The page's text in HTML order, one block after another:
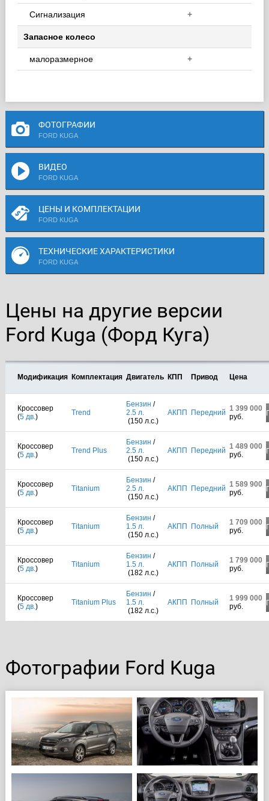
Сигнализация +
Запасное колесо
малоразмерное +
ФОТОГРАФИИ
FORD KUGA
ВИДЕО
FORD KUGA
ЦЕНЫ И КОМПЛЕКТАЦИИ
FORD KUGA
ТЕХНИЧЕСКИЕ ХАРАКТЕРИСТИКИ
FORD KUGA
Цены на другие версии
Ford Kuga (Форд Куга)
Модификация Комплектация Двигатель КПП Привод Цена
Кроссовер
(5 дв.) Trend
Бензин /
2.5 л.
(150 л.с.)
АКПП Передний 1 399 000
руб.
Кроссовер
(5 дв.) Trend Plus
Бензин /
2.5 л.
(150 л.с.)
АКПП Передний 1 489 000
руб.
Кроссовер
(5 дв.) Titanium
Бензин /
2.5 л.
(150 л.с.)
АКПП Передний 1 589 900
руб.
Кроссовер
(5 дв.) Titanium
Бензин /
1.5 л.
(150 л.с.)
АКПП Полный
1 709 000
руб.
Кроссовер
(5 дв.) Titanium
Бензин /
1.5 л.
(182 л.с.)
АКПП Полный
1 799 000
руб.
Кроссовер
(5 дв.) Titanium Plus
Бензин /
1.5 л.
(182 л.с.)
АКПП Полный
1 999 000
руб.
Фотографии Ford Kuga